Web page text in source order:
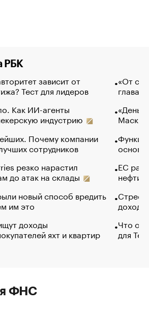
РБК
зависит от
Тест для лидеров
Как ИИ-агенты
индустрию
Почему компании
сотрудников
резко нарастил
до атак на склады
новый способ вредить
им это
доходы
яхт и квартир
«От
глава
Маск в
основ
ЕС
нефти
Что
для
ФНС